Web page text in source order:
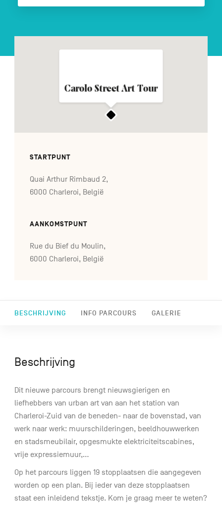
BESCHRIJVING INFO PARCOURS GALERIE
Carolo Street Art Tour
STARTPUNT
Quai Arthur Rimbaud 2,
6000 Charleroi, België
AANKOMSTPUNT
Rue du Bief du Moulin,
6000 Charleroi, België
Beschrijving
Dit nieuwe parcours brengt nieuwsgierigen en
liefhebbers van urban art van aan het station van
Charleroi-Zuid van de beneden- naar de bovenstad, van
werk naar werk: muurschilderingen, beeldhouwwerken
en stadsmeubilair, opgesmukte elektriciteitscabines,
vrije expressiemuur,...
Op het parcours liggen 19 stopplaatsen die aangegeven
worden op een plan. Bij ieder van deze stopplaatsen
staat een inleidend tekstje. Kom je graag meer te weten?